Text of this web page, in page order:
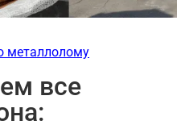
металлолому
все